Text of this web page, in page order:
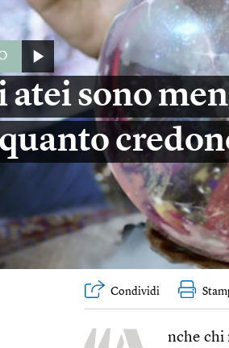
atei sono
Condividi
nche chi